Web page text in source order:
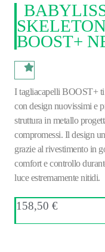
BOOST+
I tagliacapelli BOOST+
con design nuovissimi e
struttura in metallo
compromessi. Il design
grazie al rivestimento in
comfort e controllo
luce estremamente nitidi.
158,50 €